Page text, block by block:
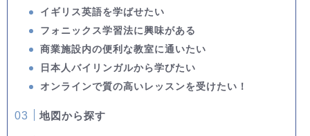
イギリス英語を学ばせたい
フォニックス学習法に興味がある
商業施設内の便利な教室に通いたい
日本人バイリンガルから学びたい
オンラインで質の高いレッスンを受けたい！
地図から探す